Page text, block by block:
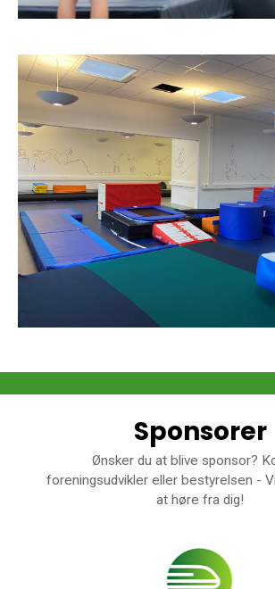
Sponsorer
Ønsker du at blive sponsor?
foreningsudvikler eller bestyrelsen -
at høre fra dig!